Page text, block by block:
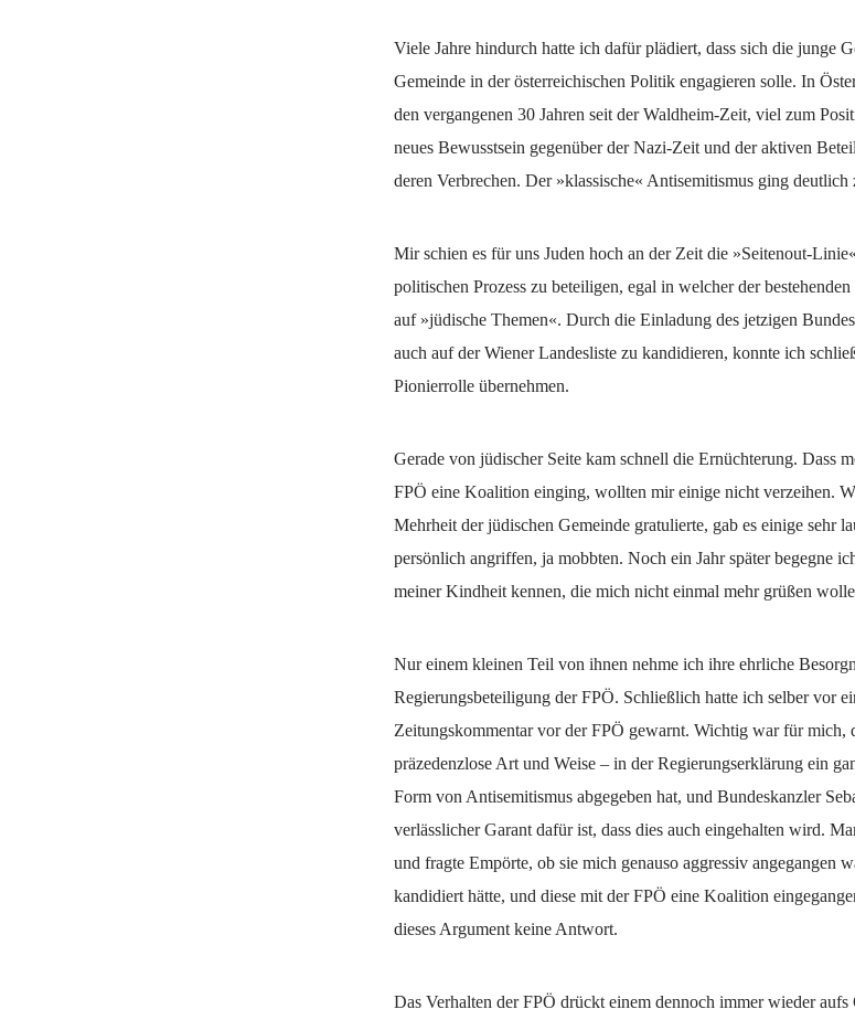
Viele Jahre hindurch hatte ich dafür plädiert, dass sich die junge
Gemeinde in der österreichischen Politik engagieren solle. In
den vergangenen 30 Jahren seit der Waldheim-Zeit, viel zum
neues Bewusstsein gegenüber der Nazi-Zeit und der aktiven
deren Verbrechen. Der »klassische« Antisemitismus ging deutlich
Mir schien es für uns Juden hoch an der Zeit die »Seitenout-
politischen Prozess zu beteiligen, egal in welcher der
auf »jüdische Themen«. Durch die Einladung des jetzigen
auch auf der Wiener Landesliste zu kandidieren, konnte ich
Pionierrolle übernehmen.
Gerade von jüdischer Seite kam schnell die Ernüchterung. Dass
FPÖ eine Koalition einging, wollten mir einige nicht verzeihen.
Mehrheit der jüdischen Gemeinde gratulierte, gab es einige sehr
persönlich angriffen, ja mobbten. Noch ein Jahr später begegne
meiner Kindheit kennen, die mich nicht einmal mehr grüßen
Nur einem kleinen Teil von ihnen nehme ich ihre ehrliche
Regierungsbeteiligung der FPÖ. Schließlich hatte ich selber vor
Zeitungskommentar vor der FPÖ gewarnt. Wichtig war für mich,
präzedenzlose Art und Weise – in der Regierungserklärung ein
Form von Antisemitismus abgegeben hat, und Bundeskanzler
verlässlicher Garant dafür ist, dass dies auch eingehalten wird.
und fragte Empörte, ob sie mich genauso aggressiv angegangen
kandidiert hätte, und diese mit der FPÖ eine Koalition
dieses Argument keine Antwort.
Das Verhalten der FPÖ drückt einem dennoch immer wieder